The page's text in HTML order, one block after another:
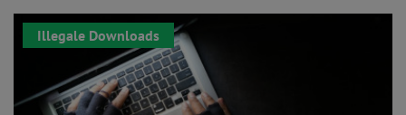
Illegale Downloads